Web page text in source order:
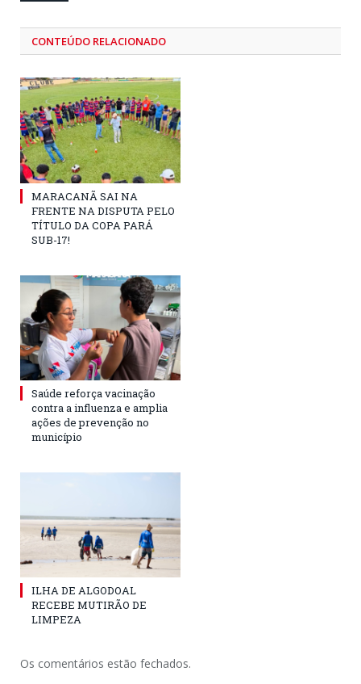
CONTEÚDO RELACIONADO
MARACANÃ SAI NA
FRENTE NA DISPUTA PELO
TÍTULO DA COPA PARÁ
SUB-17!
Saúde reforça vacinação
contra a influenza e amplia
ações de prevenção no
município
ILHA DE ALGODOAL
RECEBE MUTIRÃO DE
LIMPEZA
Os comentários estão fechados.